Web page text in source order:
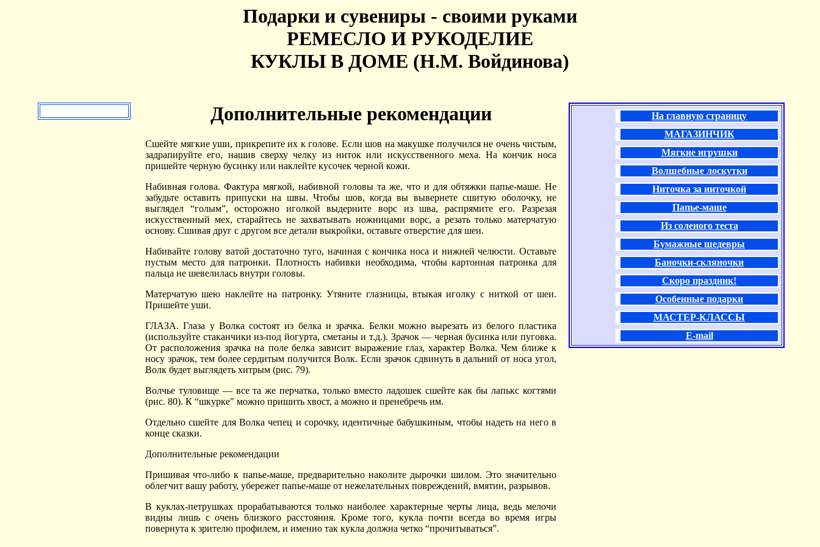
Подарки и сувениры - своими руками
РЕМЕСЛО И РУКОДЕЛИЕ
КУКЛЫ В ДОМЕ (Н.М. Войдинова)
Дополнительные рекомендации
Сшейте мягкие уши, прикрепите их к голове. Если шов на макушке получился не очень чистым,
задрапируйте его, нашив сверху челку из ниток или искусственного меха. На кончик носа
пришейте черную бусинку или наклейте кусочек черной кожи.
Набивная голова. Фактура мягкой, набивной головы та же, что и для обтяжки папье-маше. Не
забудьте оставить припуски на швы. Чтобы шов, когда вы вывернете сшитую оболочку, не
выглядел “голым”, осторожно иголкой выдерните ворс из шва, распрямите его. Разрезая
искусственный мех, старайтесь не захватывать ножницами ворс, а резать только матерчатую
основу. Сшивая друг с другом все детали выкройки, оставьте отверстие для шеи.
Набивайте голову ватой достаточно туго, начиная с кончика носа и нижней челюсти. Оставьте
пустым место для патронки. Плотность набивки необходима, чтобы картонная патронка для
пальца не шевелилась внутри головы.
Матерчатую шею наклейте на патронку. Утяните глазницы, втыкая иголку с ниткой от шеи.
Пришейте уши.
ГЛАЗА. Глаза у Волка состоят из белка и зрачка. Белки можно вырезать из белого пластика
(используйте стаканчики из-под йогурта, сметаны и т.д.). Зрачок — черная бусинка или пуговка.
От расположения зрачка на поле белка зависит выражение глаз, характер Волка. Чем ближе к
носу зрачок, тем более сердитым получится Волк. Если зрачок сдвинуть в дальний от носа угол,
Волк будет выглядеть хитрым (рис. 79).
Волчье туловище — все та же перчатка, только вместо ладошек сшейте как бы лапькс когтями
(рис. 80). К “шкурке" можно пришить хвост, а можно и пренебречь им.
Отдельно сшейте для Волка чепец и сорочку, идентичные бабушкиным, чтобы надеть на него в
конце сказки.
Дополнительные рекомендации
Пришивая что-либо к папье-маше, предварительно наколите дырочки шилом. Это значительно
облегчит вашу работу, убережет папье-маше от нежелательных повреждений, вмятин, разрывов.
В куклах-петрушках прорабатываются только наиболее характерные черты лица, ведь мелочи
видны лишь с очень близкого расстояния. Кроме того, кукла почти всегда во время игры
повернута к зрителю профилем, и именно так кукла должна четко “прочитываться”.
На главную страницу
МАГАЗИНЧИК
Мягкие игрушки
Волшебные лоскутки
Ниточка за ниточкой
Папье-маше
Из соленого теста
Бумажные шедевры
Баночки-скляночки
Скоро праздник!
Особенные подарки
МАСТЕР-КЛАССЫ
E-mail